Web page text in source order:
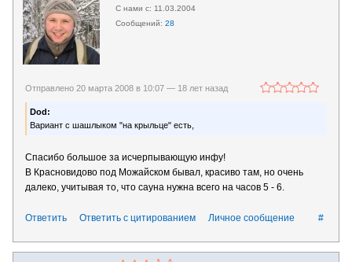
11.03.2004
28
Отправлено 20 марта 2008 в 10:07 — 18 лет назад
Dod:
Вариант с шашлыком "на крыльце" есть,
Спасибо большое за исчерпывающую инфу!
В Красновидово под Можайском бывал, красиво там, но очень
далеко, учитывая то, что сауна нужна всего на часов 5 - 6.
#
Ответить Ответить с цитированием Личное сообщение